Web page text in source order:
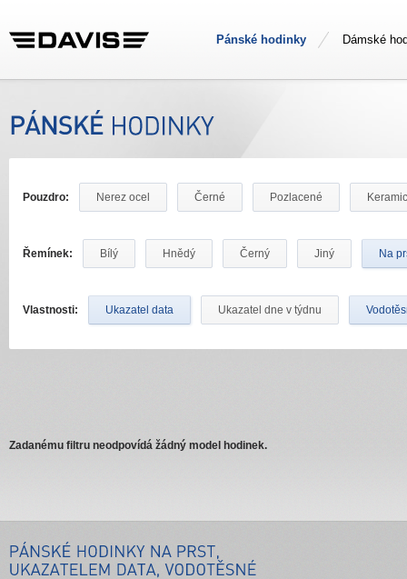
Pánské hodinky Dámské
Pouzdro: Nerez ocel Černé Pozlacené
Řemínek: Bílý Hnědý Černý Jiný Na
Vlastnosti: Ukazatel data Ukazatel dne v týdnu
Zadanému filtru neodpovídá žádný model hodinek.